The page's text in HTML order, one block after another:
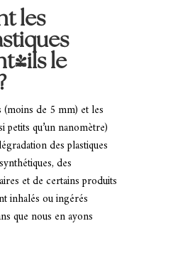
les
ils le
de 5 mm) et les
petits qu’un nanomètre)
des plastiques
des
et de certains produits
inhalés ou ingérés
que nous en ayons